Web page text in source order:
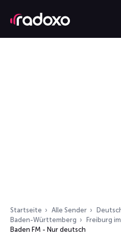
Startseite Alle Sender
Baden-Württemberg
Freiburg
Baden FM - Nur deutsch